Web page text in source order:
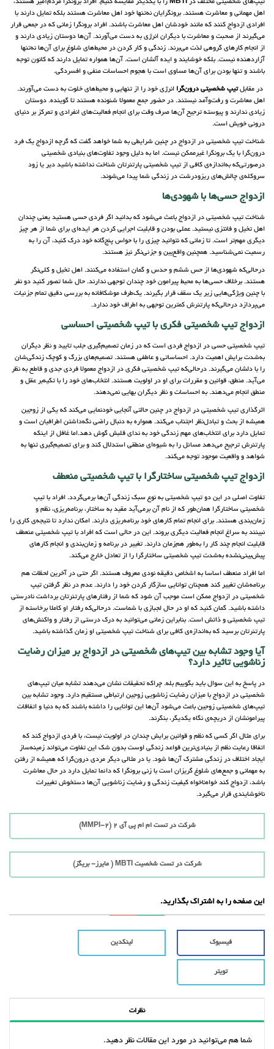
تیپ‌های شخصیتی مختلف در MBTI را با یکدیگر مقایسه کنیم. افراد برونگرا مردم‌آمیز هستند،
اهل مهمانی و معاشرت هستند. برونگرایان نه‌تنها خود اهل معاشرت هستند بلکه تمایل دارند با
افرادی ازدواج کنند که مانند خودشان اهل معاشرت باشند. افراد برونگرا زمانی که در جمعی قرار
می‌گیرند از صحبت و معاشرت با دیگران انرژی به دست می‌آورند. آن‌ها دوستان زیادی دارند و
از انجام کارهای گروهی لذت می‌برند. زندگی و کار کردن در محیط‌های شلوغ برای آن‌ها نه‌تنها
آزاردهنده نیست. بلکه خوشایند و ایده آلشان است. آن‌ها همواره تمایل دارند که کانون توجه
باشند و تنها بودن برای آن‌ها مساوی است با هجوم احساسات منفی و افسردگی.
در مقابلتیپ شخصیتی درون‌گرا انرژی خود را از تنهایی و محیط‌های خلوت به دست می‌آورند.
اهل معاشرت و رفت‌وآمد نیستند. در حضور جمع معمولا شنونده هستند تا گوینده. دوستان
زیادی ندارند و پیوسته ترجیح آن‌ها صرف وقت برای انجام فعالیت‌های انفرادی و تمرکز بر دنیای
درونی خویش است.
شناخت تیپ شخصیتی در ازدواج در چنین شرایطی به شما خواهد گفت که گرچه ازدواج یک فرد
درون‌گرا با یک برونگرا غیرممکن نیست. اما به دلیل وجود تفاوت‌های بنیادی شخصیتی
درصورتی‌که به‌اندازه‌ی کافی از تیپ شخصیتی پارتنرتان شناخت نداشته باشید دیر یا زود
سروکله‌ی چالش‌های ریزودرشت در زندگی شما پیدا می‌شوند.
ازدواج حسی‌ها با شهودی‌ها
شناخت تیپ شخصیتی در ازدواج باعث می‌شود که بدانید اگر فردی حسی هستید یعنی چندان
اهل تخیل و فانتزی نیستید. عملی بودن و قابلیت اجرایی کردن هر ایده‌ای برای شما از هر چیز
دیگری مهم‌تر است. تا زمانی که نتوانید چیزی را با حواس پنج‌گانه خود درک کنید، آن را به
رسمیت نمی‌شناسید. همچنین واقع‌بین و جزئی‌نگر نیز هستند.
درحالی‌که شهودی‌ها از حس ششم و حدس و گمان استفاده می‌کنند. اهل تخیل و کلی‌نگر
هستند. برخلاف حسی‌ها به محیط پیرامون خود چندان توجهی ندارند. حال شما تصور کنید دو نفر
با چنین ویژگی‌هایی زیر یک سقف قرار بگیرند. یک‌طرف موشکافانه به بررسی دقیق تمام جزئیات
می‌پردازد درحالی‌که پارتنرش کمترین توجهی به اطراف خود ندارد.
ازدواج تیپ شخصیتی فکری با تیپ شخصیتی احساسی
تیپ شخصیتی حسی در ازدواج فردی است که در زمان تصمیم‌گیری جلب تایید و نظر دیگران
به‌شدت برایش اهمیت دارد. احساساتی و عاطفی هستند. تصمیم‌های بزرگ و کوچک زندگی‌شان
را با دلشان می‌گیرند. درحالی‌که تیپ شخصیتی فکری در ازدواج معمولا فردی جدی و قاطع به نظر
می‌آید. منطق، قوانین و مقررات برای او در اولویت هستند. انتخاب‌های خود را با تکیه‌بر عقل و
منطق انجام می‌دهند. به احساسات و نظر دیگران بهایی نمی‌دهند.
اثرگذاری تیپ شخصیتی در ازدواج در چنین حالتی آنجایی خودنمایی می‌کند که یکی از زوجین
همیشه از بحث و تبادل‌نظر اجتناب می‌کند. همواره به دنبال راضی نگه‌داشتن اطرافیان است و
تمایل دارد برای انتخاب‌های مهم زندگی خود به ندای قلبش گوش دهد.اما غافل از اینکه
پارتنرش ترجیح می‌دهد مسائل را به شیوه‌ای منطقی استدلال کند و برای تصمیم‌گیری تنها به
شواهد و واقعیت موجود توجه می‌کند.
ازدواج تیپ شخصیتی ساختارگرا با تیپ شخصیتی منعطف
تفاوت اصلی در این دو تیپ شخصیتی به نوع سبک زندگی آن‌ها برمی‌گردد. افراد با تیپ
شخصیتی ساختارگرا همان‌طور که از نام آن برمی‌آید مقید به ساختار، برنامه‌ریزی، نظم و
زمان‌بندی هستند. برای انجام تمام ‌کارهای خود برنامه‌ریزی دارند. امکان ندارد تا نتیجه‌ی کاری را
نبینند به سراغ انجام فعالیت دیگری بروند. این در حالی است که افراد با تیپ شخصیتی منعطف
قابلیت انجام چند کار را به‌طور هم‌زمان دارند. تغییر در برنامه و زمان‌بندی و انجام کارهای
پیش‌بینی‌نشده به‌شدت تیپ شخصیتی ساختارگرا را از تعادل خارج می‌کند.
اما افراد منعطف اساسا به اشخاص دقیقه نودی معروف هستند. اگر حتی در آخرین لحظات هم
برنامه‌شان تغییر کند همچنان توانایی سازگار کردن خود را دارند. عدم در نظر گرفتن تیپ
شخصیتی در ازدواج ممکن است موجب آن شود که شما از رفتارهای پارتنرتان برداشت نادرستی
داشته باشید. گمان کنید که او در حال لجبازی با شماست. درحالی‌که رفتار او کاملا برخاسته از
تیپ شخصیتی و ذاتش است. بنابراین زمانی می‌توانید به درک درستی از رفتار و واکنش‌های
پارتنرتان برسید که به‌اندازه‌ی کافی برای شناخت تیپ شخصیتی او زمان گذاشته باشید.
آیا وجود تشابه بین تیپ‌های شخصیتی در ازدواج بر میزان رضایت
زناشویی تاثیر دارد؟
در پاسخ به این سوال باید بگوییم بله. چراکه تحقیقات نشان می‌دهند تشابه میان تیپ‌های
شخصیتی در ازدواج با میزان رضایت زناشویی زوجین ارتباطی مستقیم دارد. وجود تشابه بین
تیپ‌های شخصیتی زوجین باعث می‌شود آن‌ها این توانایی را داشته باشند که به دنیا و اتفاقات
پیرامونشان از دریچه‌ی نگاه یکدیگر، بنگرند.
برای مثال اگر کسی که نظم و قوانین برایش چندان در اولویت نیست، با فردی ازدواج کند که
اتفاقا رعایت نظم از بنیادی‌ترین قواعد زندگی اوست بدون شک این تفاوت می‌تواند زمینه‌ساز
ایجاد اختلاف در زندگی مشترک آن‌ها شود. یا در مثالی دیگر مردی درون‌گرا که همیشه از رفتن
به مهمانی و جمع‌های شلوغ گریزان است با زنی برونگرا که دائما تمایل دارد در حال معاشرت
باشد، ازدواج کند خواه‌ناخواه کیفیت زندگی و رضایت زناشویی آن‌ها دستخوش تغییرات
ناخوشایندی قرار می‌گیرد.
شرکت در تست ام ام پی آی 2 (MMPI-2)
شرکت در تست شخصیت MBTI ( مایرز- بریگز)
این صفحه را به اشتراک بگذارید.
فیسبوک لینکدین
تویتر
نظرات
شما هم می‌توانید در مورد این مقالات نظر دهید.